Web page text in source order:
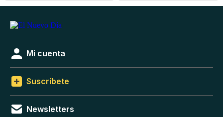
Mi cuenta
Suscríbete
Newsletters